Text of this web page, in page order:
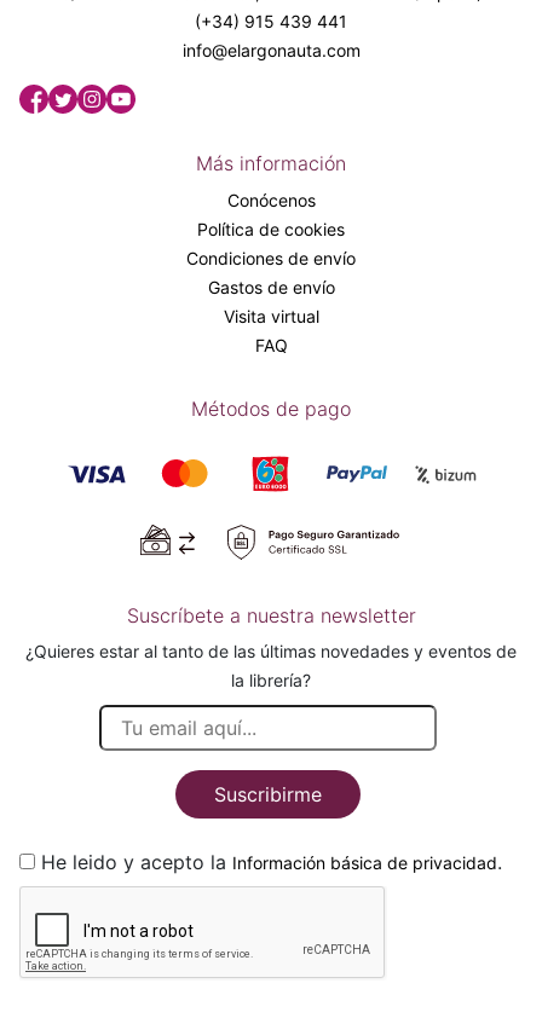
(+34) 915 439 441
info@elargonauta.com
Más información
Conócenos
Política de cookies
Condiciones de envío
Gastos de envío
Visita virtual
FAQ
Métodos de pago
Suscríbete a nuestra newsletter
¿Quieres estar al tanto de las últimas novedades y eventos de
la librería?
Suscribirme
He leido y acepto la Información básica de privacidad.